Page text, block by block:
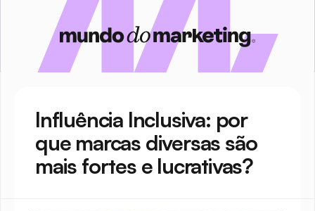
Influência Inclusiva: por
que marcas diversas são
mais fortes e lucrativas?